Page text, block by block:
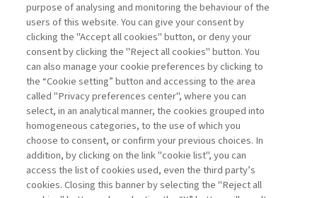
La consultazione dei libri è riservata esclusivamente
agli abbonati Premium
Legenda: Accedi Per registrati Per abbonati
purpose of analysing and monitoring the behaviour of the
users of this website. You can give your consent by
clicking the "Accept all cookies" button, or deny your
consent by clicking the "Reject all cookies" button. You
can also manage your cookie preferences by clicking to
the “Cookie setting” button and accessing to the area
called "Privacy preferences center", where you can
select, in an analytical manner, the cookies grouped into
homogeneous categories, to the use of which you
choose to consent, or confirm your previous choices. In
addition, by clicking on the link "cookie list", you can
access the list of cookies used, even the third party’s
cookies. Closing this banner by selecting the "Reject all